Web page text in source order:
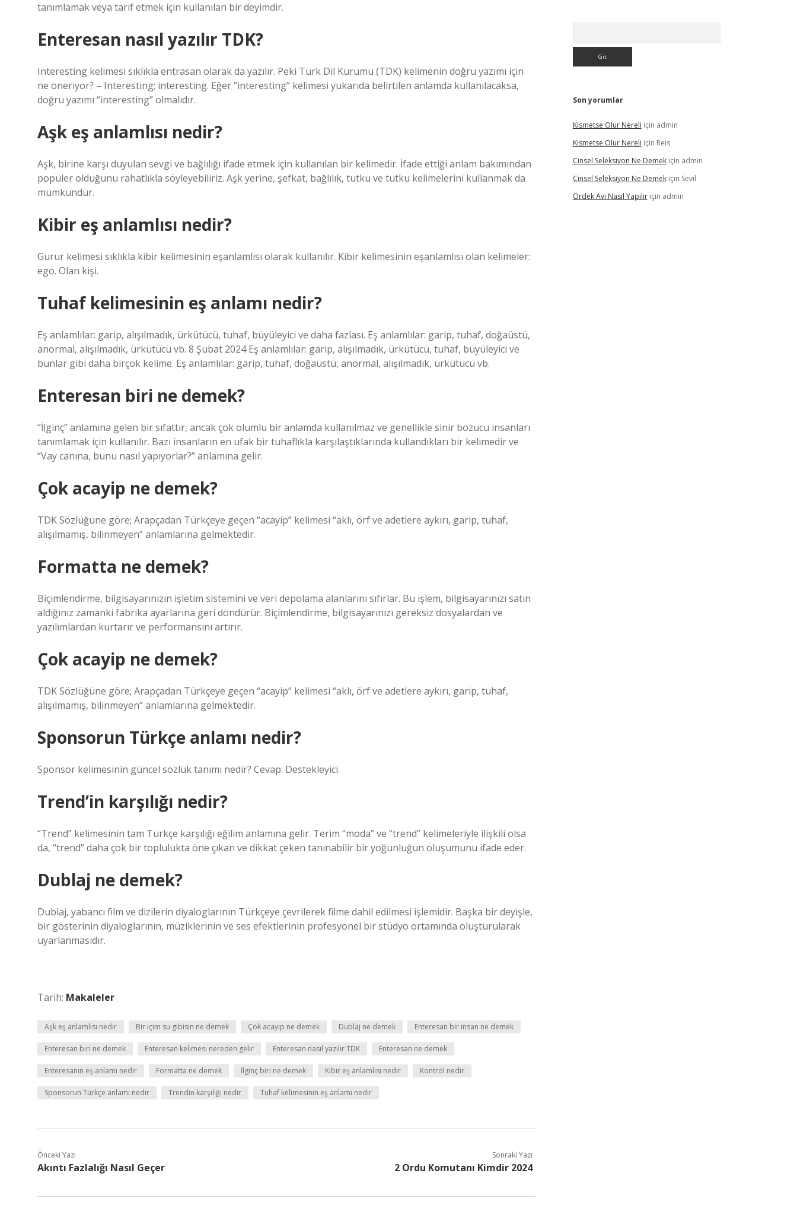
tanımlamak veya tarif etmek için kullanılan bir deyimdir.
Enteresan nasıl yazılır TDK?
Interesting kelimesi sıklıkla entrasan olarak da yazılır. Peki Türk Dil Kurumu (TDK) kelimenin doğru yazımı için
ne öneriyor? – Interesting; interesting. Eğer “interesting” kelimesi yukarıda belirtilen anlamda kullanılacaksa,
doğru yazımı “interesting” olmalıdır.
Aşk eş anlamlısı nedir?
Aşk, birine karşı duyulan sevgi ve bağlılığı ifade etmek için kullanılan bir kelimedir. İfade ettiği anlam bakımından
popüler olduğunu rahatlıkla söyleyebiliriz. Aşk yerine, şefkat, bağlılık, tutku ve tutku kelimelerini kullanmak da
mümkündür.
Kibir eş anlamlısı nedir?
Gurur kelimesi sıklıkla kibir kelimesinin eşanlamlısı olarak kullanılır. Kibir kelimesinin eşanlamlısı olan kelimeler:
ego. Olan kişi.
Tuhaf kelimesinin eş anlamı nedir?
Eş anlamlılar: garip, alışılmadık, ürkütücü, tuhaf, büyüleyici ve daha fazlası. Eş anlamlılar: garip, tuhaf, doğaüstü,
anormal, alışılmadık, ürkütücü vb. 8 Şubat 2024 Eş anlamlılar: garip, alışılmadık, ürkütücü, tuhaf, büyüleyici ve
bunlar gibi daha birçok kelime. Eş anlamlılar: garip, tuhaf, doğaüstü, anormal, alışılmadık, ürkütücü vb.
Enteresan biri ne demek?
“İlginç” anlamına gelen bir sıfattır, ancak çok olumlu bir anlamda kullanılmaz ve genellikle sinir bozucu insanları
tanımlamak için kullanılır. Bazı insanların en ufak bir tuhaflıkla karşılaştıklarında kullandıkları bir kelimedir ve
“Vay canına, bunu nasıl yapıyorlar?” anlamına gelir.
Çok acayip ne demek?
TDK Sözlüğüne göre; Arapçadan Türkçeye geçen “acayip” kelimesi “aklı, örf ve adetlere aykırı, garip, tuhaf,
alışılmamış, bilinmeyen” anlamlarına gelmektedir.
Formatta ne demek?
Biçimlendirme, bilgisayarınızın işletim sistemini ve veri depolama alanlarını sıfırlar. Bu işlem, bilgisayarınızı satın
aldığınız zamanki fabrika ayarlarına geri döndürür. Biçimlendirme, bilgisayarınızı gereksiz dosyalardan ve
yazılımlardan kurtarır ve performansını artırır.
Çok acayip ne demek?
TDK Sözlüğüne göre; Arapçadan Türkçeye geçen “acayip” kelimesi “aklı, örf ve adetlere aykırı, garip, tuhaf,
alışılmamış, bilinmeyen” anlamlarına gelmektedir.
Sponsorun Türkçe anlamı nedir?
Sponsor kelimesinin güncel sözlük tanımı nedir? Cevap: Destekleyici.
Trend’in karşılığı nedir?
“Trend” kelimesinin tam Türkçe karşılığı eğilim anlamına gelir. Terim “moda” ve “trend” kelimeleriyle ilişkili olsa
da, “trend” daha çok bir toplulukta öne çıkan ve dikkat çeken tanınabilir bir yoğunluğun oluşumunu ifade eder.
Dublaj ne demek?
Dublaj, yabancı film ve dizilerin diyaloglarının Türkçeye çevrilerek filme dahil edilmesi işlemidir. Başka bir deyişle,
bir gösterinin diyaloglarının, müziklerinin ve ses efektlerinin profesyonel bir stüdyo ortamında oluşturularak
uyarlanmasıdır.
Tarih: Makaleler
Aşk eş anlamlısı nedir Bir içim su gibisin ne demek Çok acayip ne demek Dublaj ne demek Enteresan bir insan ne demek
Enteresan biri ne demek Enteresan kelimesi nereden gelir Enteresan nasıl yazılır TDK Enteresan ne demek
Enteresanın eş anlamı nedir Formatta ne demek İlginç biri ne demek Kibir eş anlamlısı nedir Kontrol nedir
Sponsorun Türkçe anlamı nedir Trendin karşılığı nedir Tuhaf kelimesinin eş anlamı nedir
Önceki Yazı
Akıntı Fazlalığı Nasıl Geçer
Sonraki Yazı
2 Ordu Komutanı Kimdir 2024
Son yorumlar
Kismetse Olur Nereli için admin
Kismetse Olur Nereli için Reis
Cinsel Seleksiyon Ne Demekiçin admin
Cinsel Seleksiyon Ne Demekiçin Sevil
Ördek Avı Nasıl Yapılıriçin admin